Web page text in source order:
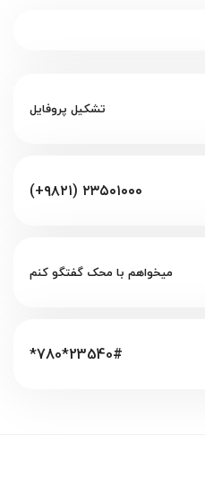
تشکیل پروفایل
(+۹۸۲۱) ۲۳۵۰۱۰۰۰
میخواهم با محک گفتگو کنم
*780*23540#